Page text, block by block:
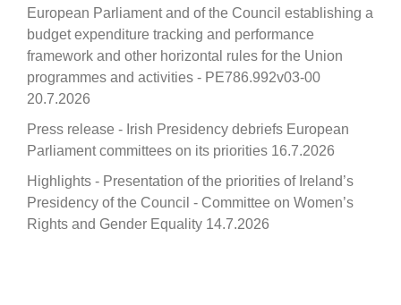
European Parliament and of the Council establishing a
budget expenditure tracking and performance
framework and other horizontal rules for the Union
programmes and activities - PE786.992v03-00
20.7.2026
Press release - Irish Presidency debriefs European
Parliament committees on its priorities 16.7.2026
Highlights - Presentation of the priorities of Ireland’s
Presidency of the Council - Committee on Women’s
Rights and Gender Equality 14.7.2026